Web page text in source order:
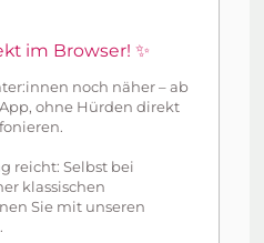
im Browser! ✨
noch näher – ab
ohne Hürden direkt
reicht: Selbst bei
klassischen
Sie mit unseren